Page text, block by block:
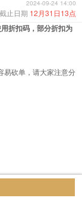
2024-09-24 14:00
止日期 12月31日13点
折扣码，部分折扣为
易砍单，请大家注意分